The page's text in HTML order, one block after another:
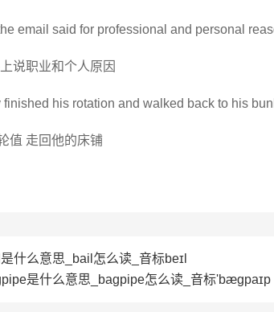
email said for professional and personal
说职业和个人原因
finished his rotation and walked back to his
值 走回他的床铺
什么意思_bail怎么读_音标beɪl
是什么意思_bagpipe怎么读_音标'bæɡpaɪp